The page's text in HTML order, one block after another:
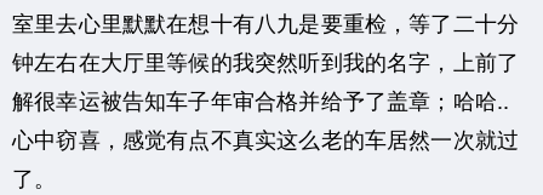
室里去心里默默在想十有八九是要重检，等了二十分
钟左右在大厅里等候的我突然听到我的名字，上前了
解很幸运被告知车子年审合格并给予了盖章；哈哈..
心中窃喜，感觉有点不真实这么老的车居然一次就过
了。